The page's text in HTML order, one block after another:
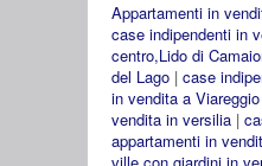
Appartamenti in
case indipendenti in
centro,Lido di
del Lago | case
in vendita a
vendita in versilia |
appartamenti in